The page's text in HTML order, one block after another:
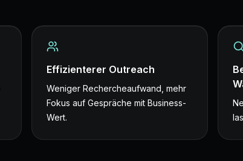
Effizienterer Outreach
Weniger Rechercheaufwand, mehr
Fokus auf Gespräche mit Business-
Wert.